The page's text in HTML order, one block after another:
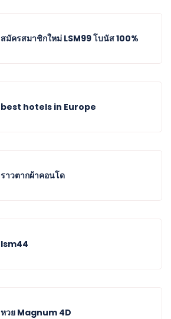
สมัครสมาชิกใหม่ LSM99 โบนัส 100%
best hotels in Europe
ราวตากผ้าคอนโด
lsm44
หวย Magnum 4D